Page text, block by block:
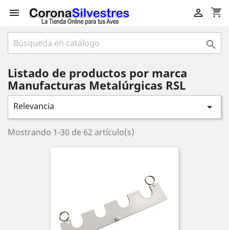
 shopping_cart


Listado de productos por marca
Manufacturas Metalúrgicas RSL
Relevancia 
Mostrando 1-30 de 62 artículo(s)